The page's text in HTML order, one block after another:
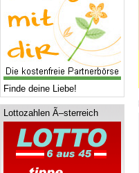
Finde deine Liebe!
Lottozahlen Ã–sterreich